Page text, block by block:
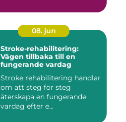
08. jun
Stroke-rehabilitering:
Vägen tillbaka till en
fungerande vardag
Stroke rehabilitering handlar
om att steg för steg
återskapa en fungerande
vardag efter e...